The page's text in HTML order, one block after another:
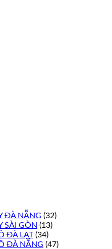
ĐÀ NẴNG (32)
SÀI GÒN (13)
ĐÀ LẠT(34)
ĐÀ NẴNG (47)